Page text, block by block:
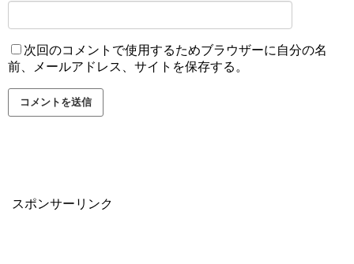
次回のコメントで使用するためブラウザーに自分の名
前、メールアドレス、サイトを保存する。
スポンサーリンク